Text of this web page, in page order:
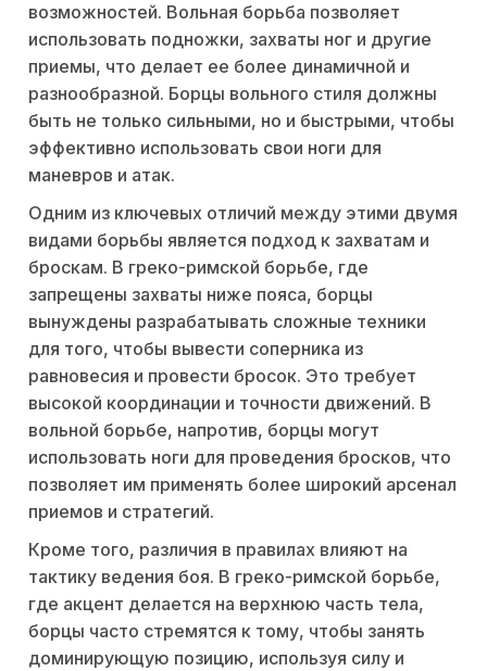
возможностей. Вольная борьба позволяет
использовать подножки, захваты ног и другие
приемы, что делает ее более динамичной и
разнообразной. Борцы вольного стиля должны
быть не только сильными, но и быстрыми, чтобы
эффективно использовать свои ноги для
маневров и атак.
Одним из ключевых отличий между этими двумя
видами борьбы является подход к захватам и
броскам. В греко-римской борьбе, где
запрещены захваты ниже пояса, борцы
вынуждены разрабатывать сложные техники
для того, чтобы вывести соперника из
равновесия и провести бросок. Это требует
высокой координации и точности движений. В
вольной борьбе, напротив, борцы могут
использовать ноги для проведения бросков, что
позволяет им применять более широкий арсенал
приемов и стратегий.
Кроме того, различия в правилах влияют на
тактику ведения боя. В греко-римской борьбе,
где акцент делается на верхнюю часть тела,
борцы часто стремятся к тому, чтобы занять
доминирующую позицию, используя силу и